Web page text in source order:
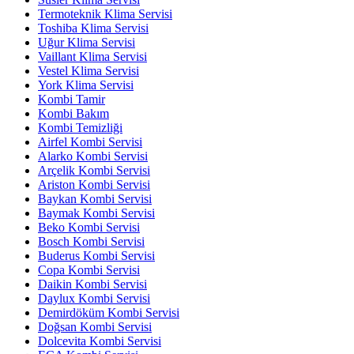
Termoteknik Klima Servisi
Toshiba Klima Servisi
Uğur Klima Servisi
Vaillant Klima Servisi
Vestel Klima Servisi
York Klima Servisi
Kombi Tamir
Kombi Bakım
Kombi Temizliği
Airfel Kombi Servisi
Alarko Kombi Servisi
Arçelik Kombi Servisi
Ariston Kombi Servisi
Baykan Kombi Servisi
Baymak Kombi Servisi
Beko Kombi Servisi
Bosch Kombi Servisi
Buderus Kombi Servisi
Copa Kombi Servisi
Daikin Kombi Servisi
Daylux Kombi Servisi
Demirdöküm Kombi Servisi
Doğsan Kombi Servisi
Dolcevita Kombi Servisi